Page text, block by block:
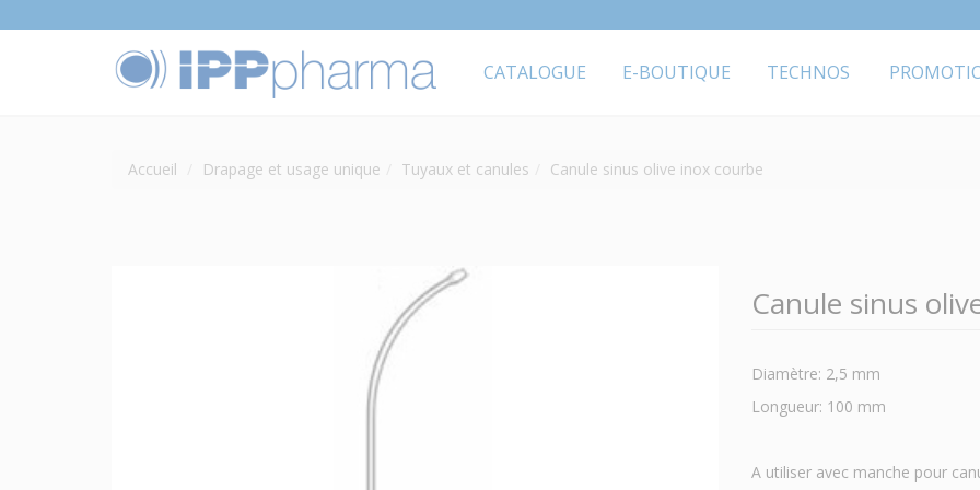
CATALOGUE E-BOUTIQUE TECHNOS
Accueil Drapage et usage unique Tuyaux et canules Canule sinus olive inox courbe
Canule sinus
Diamètre: 2,5 mm
Longueur: 100 mm
A utiliser avec manche pour